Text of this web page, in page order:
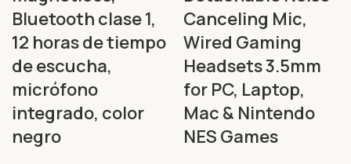
Bluetooth clase 1,
12 horas de tiempo
de escucha,
micrófono
integrado, color
negro
Canceling Mic,
Wired Gaming
Headsets 3.5mm
for PC, Laptop,
Mac & Nintendo
NES Games